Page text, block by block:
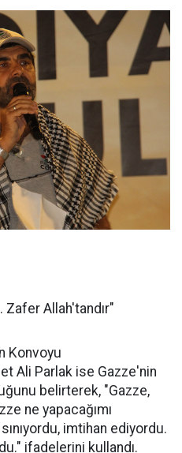
Allah'tandır"
Konvoyu
Ali Parlak ise Gazze'nin
belirterek, "Gazze,
ne yapacağımı
imtihan ediyordu.
ifadelerini kullandı.